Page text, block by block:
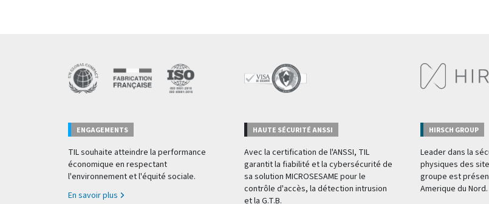
ENGAGEMENTS
TIL souhaite atteindre la performance
économique en respectant
l'environnement et l'équité sociale.
En savoir plus
HAUTE SÉCURITÉ ANSSI
Avec la certification de l'ANSSI, TIL
garantit la fiabilité et la cybersécurité de
sa solution MICROSESAME pour le
contrôle d'accès, la détection intrusion
et la G.T.B.
HIRSCH GROUP
Leader dans la
physiques des
groupe est
Amerique du Nord.